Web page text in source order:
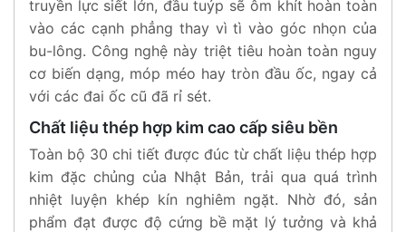
truyền lực siết lớn, đầu tuýp sẽ ôm khít hoàn toàn
vào các cạnh phẳng thay vì tì vào góc nhọn của
bu-lông. Công nghệ này triệt tiêu hoàn toàn nguy
cơ biến dạng, móp méo hay tròn đầu ốc, ngay cả
với các đai ốc cũ đã rỉ sét.
Chất liệu thép hợp kim cao cấp siêu bền
Toàn bộ 30 chi tiết được đúc từ chất liệu thép hợp
kim đặc chủng của Nhật Bản, trải qua quá trình
nhiệt luyện khép kín nghiêm ngặt. Nhờ đó, sản
phẩm đạt được độ cứng bề mặt lý tưởng và khả